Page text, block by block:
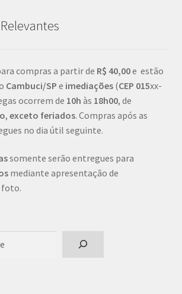
compras a partir de R$ 40,00e estão
Cambuci/SP e imediações(CEP 015xx-
ocorrem de 10h às 18h00, de
, exceto feriados. Compras após as
no dia útil seguinte.
somente serão entregues para
mediante apresentação de